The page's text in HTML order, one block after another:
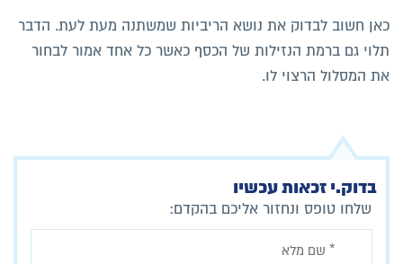
כאן חשוב לבדוק את נושא הריביות שמשתנה מעת לעת. הדבר
תלוי גם ברמת הנזילות של הכסף כאשר כל אחד אמור לבחור
את המסלול הרצוי לו.
בדוק.י זכאות עכשיו
שלחו טופס ונחזור אליכם בהקדם: